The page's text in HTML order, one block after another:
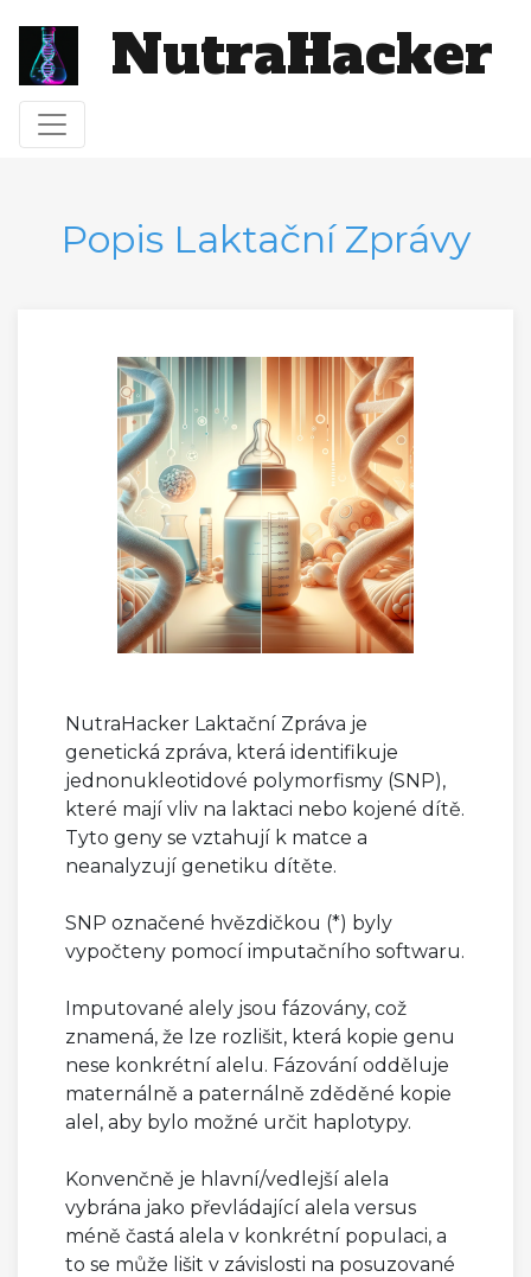
NutraHacker
Toggle navigation
Popis Laktační Zprávy
NutraHacker Laktační Zpráva je
genetická zpráva, která identifikuje
jednonukleotidové polymorfismy (SNP),
které mají vliv na laktaci nebo kojené dítě.
Tyto geny se vztahují k matce a
neanalyzují genetiku dítěte.
SNP označené hvězdičkou (*) byly
vypočteny pomocí imputačního softwaru.
Imputované alely jsou fázovány, což
znamená, že lze rozlišit, která kopie genu
nese konkrétní alelu. Fázování odděluje
maternálně a paternálně zděděné kopie
alel, aby bylo možné určit haplotypy.
Konvenčně je hlavní/vedlejší alela
vybrána jako převládající alela versus
méně častá alela v konkrétní populaci, a
to se může lišit v závislosti na posuzované